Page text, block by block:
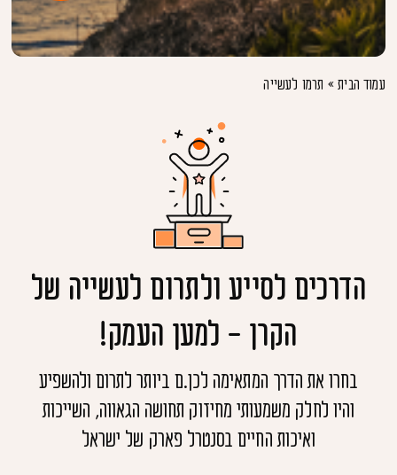
עמוד הבית» תרמו לעשייה
הדרכים לסייע ולתרום לעשייה של
הקרן - למען העמק!
בחרו את הדרך המתאימה לכן.ם ביותר לתרום ולהשפיע
והיו לחלק משמעותי מחיזוק תחושה הגאווה, השייכות
ואיכות החיים בסנטרל פארק של ישראל